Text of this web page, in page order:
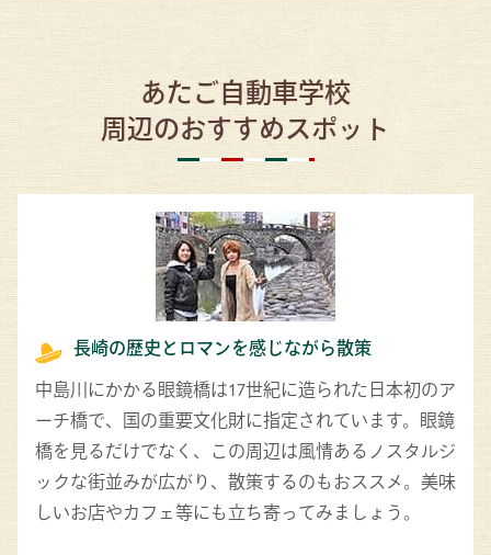
あたご自動車学校
周辺のおすすめスポット
長崎の歴史とロマンを感じながら散策
中島川にかかる眼鏡橋は17世紀に造られた日本初のア
ーチ橋で、国の重要文化財に指定されています。眼鏡
橋を見るだけでなく、この周辺は風情あるノスタルジ
ックな街並みが広がり、散策するのもおススメ。美味
しいお店やカフェ等にも立ち寄ってみましょう。